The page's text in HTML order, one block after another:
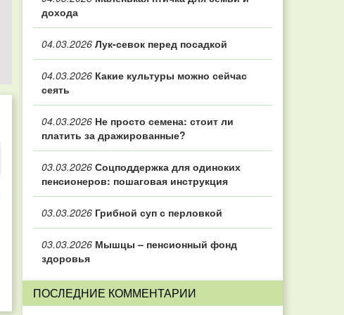
дохода
04.03.2026 Лук-севок перед посадкой
04.03.2026 Какие культуры можно сейчас
сеять
04.03.2026 Не просто семена: стоит ли
платить за дражированные?
03.03.2026 Соцподдержка для одиноких
пенсионеров: пошаговая инструкция
03.03.2026 Грибной суп с перловкой
03.03.2026 Мышцы – пенсионный фонд
здоровья
ПОСЛЕДНИЕ КОММЕНТАРИИ